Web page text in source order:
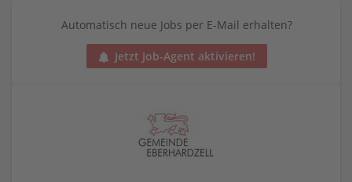
Automatisch neue Jobs per E-Mail erhalten?
Jetzt Job-Agent aktivieren!